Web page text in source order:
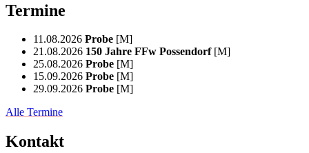
Termine
11.08.2026 Probe [M]
21.08.2026 150 Jahre FFw Possendorf [M]
25.08.2026 Probe [M]
15.09.2026 Probe [M]
29.09.2026 Probe [M]
Alle Termine
Kontakt